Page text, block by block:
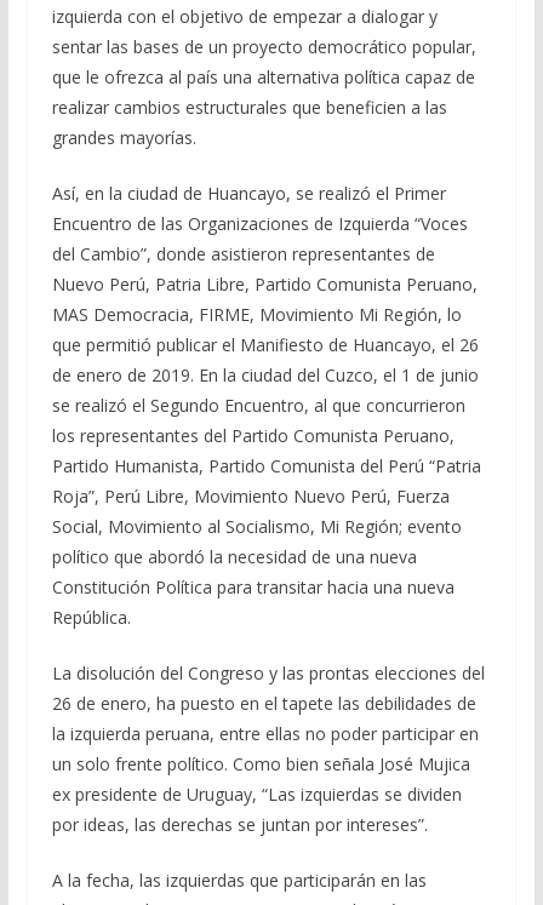
izquierda con el objetivo de empezar a dialogar y
sentar las bases de un proyecto democrático popular,
que le ofrezca al país una alternativa política capaz de
realizar cambios estructurales que beneficien a las
grandes mayorías.
Así, en la ciudad de Huancayo, se realizó el Primer
Encuentro de las Organizaciones de Izquierda “Voces
del Cambio”, donde asistieron representantes de
Nuevo Perú, Patria Libre, Partido Comunista Peruano,
MAS Democracia, FIRME, Movimiento Mi Región, lo
que permitió publicar el Manifiesto de Huancayo, el 26
de enero de 2019. En la ciudad del Cuzco, el 1 de junio
se realizó el Segundo Encuentro, al que concurrieron
los representantes del Partido Comunista Peruano,
Partido Humanista, Partido Comunista del Perú “Patria
Roja”, Perú Libre, Movimiento Nuevo Perú, Fuerza
Social, Movimiento al Socialismo, Mi Región; evento
político que abordó la necesidad de una nueva
Constitución Política para transitar hacia una nueva
República.
La disolución del Congreso y las prontas elecciones del
26 de enero, ha puesto en el tapete las debilidades de
la izquierda peruana, entre ellas no poder participar en
un solo frente político. Como bien señala José Mujica
ex presidente de Uruguay, “Las izquierdas se dividen
por ideas, las derechas se juntan por intereses”.
A la fecha, las izquierdas que participarán en las